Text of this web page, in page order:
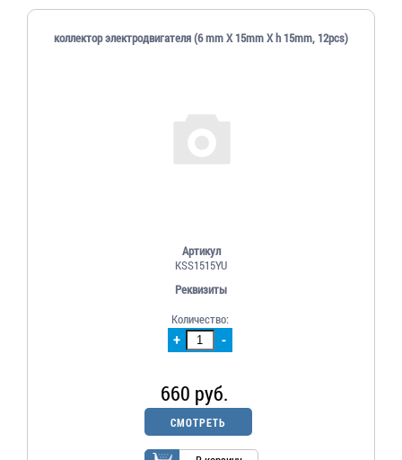
коллектор электродвигателя (6 mm X 15mm X h 15mm, 12pcs)
Артикул
KSS1515YU
Реквизиты
+ -
Количество:
660 руб.
СМОТРЕТЬ